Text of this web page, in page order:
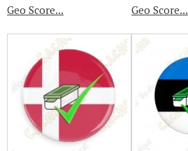
Geo Score... Geo Score...